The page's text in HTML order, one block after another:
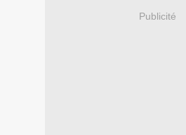
Publicité